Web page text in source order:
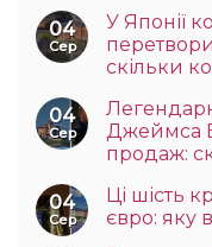
04
Сер
У Японії
скільки
04
Сер
Джеймса
продаж:
04
Сер
Ці шість
євро: яку